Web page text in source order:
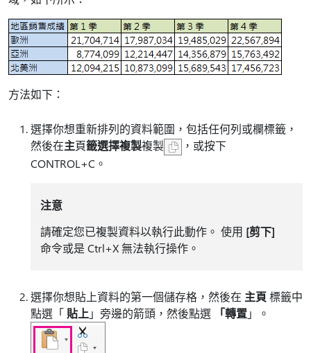
方法如下：
選擇你想重新排列的資料範圍，包括任何列或欄標籤，
然後在主頁籤選擇複製複製
，或按下
CONTROL+C。
注意
請確定您已複製資料以執行此動作。 使用 [剪下]
命令或是 Ctrl+X 無法執行操作。
選擇你想貼上資料的第一個儲存格，然後在 主頁標籤中
點選「 貼上 」旁邊的箭頭，然後點選 「轉置」。